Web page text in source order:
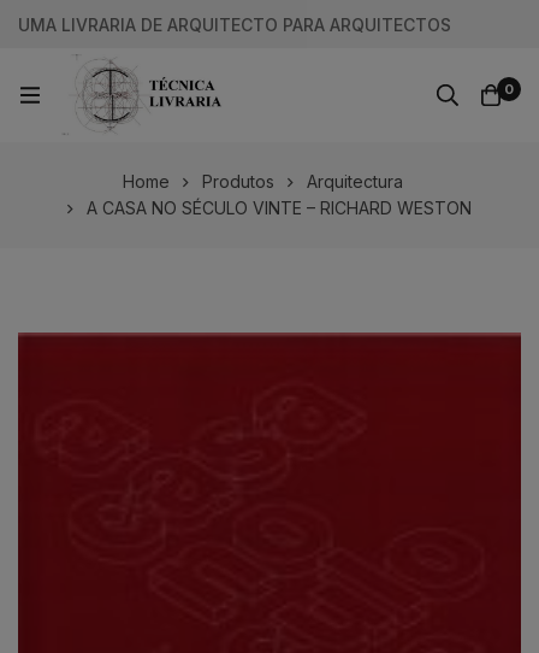
UMA LIVRARIA DE ARQUITECTO PARA ARQUITECTOS
0
Home Produtos
Arquitectura
A CASA NO SÉCULO VINTE – RICHARD WESTON